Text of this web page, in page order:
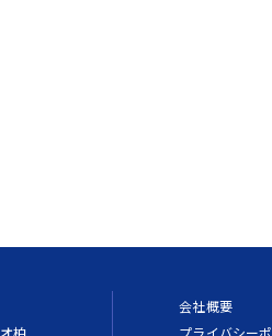
柏
会社概要
プライバシー